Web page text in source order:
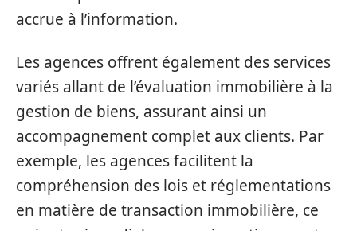
accrue à l’information.
Les agences offrent également des services
variés allant de l’évaluation immobilière à la
gestion de biens, assurant ainsi un
accompagnement complet aux clients. Par
exemple, les agences facilitent la
compréhension des lois et réglementations
en matière de transaction immobilière, ce